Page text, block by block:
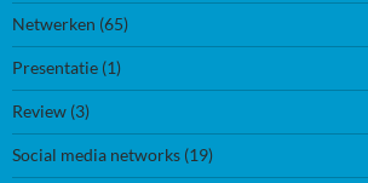
Netwerken (65)
Presentatie (1)
Review (3)
Social media networks (19)